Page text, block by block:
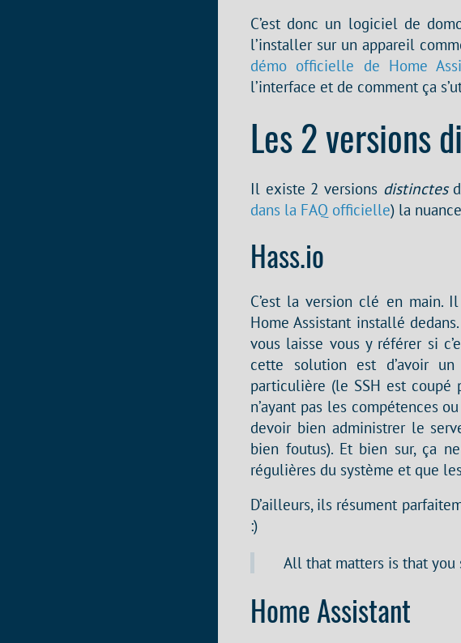
C’est donc un logiciel de
l’installer sur un appareil
démo officielle de Home
l’interface et de comment ça
Les 2 versions
Il existe 2 versions distinctes
dans la FAQ officielle) la
Hass.io
C’est la version clé en main.
Home Assistant installé
vous laisse vous y référer si
cette solution est d’avoir un
particulière (le SSH est coupé
n’ayant pas les compétences
devoir bien administrer le
bien foutus). Et bien sur, ça
régulières du système et que
D’ailleurs, ils résument
:)
All that matters is that
Home Assistant